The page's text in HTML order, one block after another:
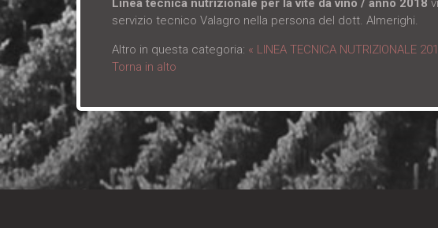
Linea tecnica nutrizionale per la vite da vino / anno 2018
servizio tecnico Valagro nella persona del dott. Almerighi.
Altro in questa categoria: « LINEA TECNICA NUTRIZIONALE
Torna in alto